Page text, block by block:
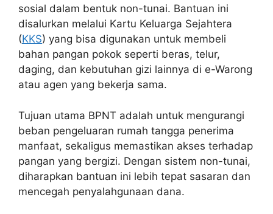
sosial dalam bentuk non-tunai. Bantuan ini
disalurkan melalui Kartu Keluarga Sejahtera
(KKS) yang bisa digunakan untuk membeli
bahan pangan pokok seperti beras, telur,
daging, dan kebutuhan gizi lainnya di e-Warong
atau agen yang bekerja sama.
Tujuan utama BPNT adalah untuk mengurangi
beban pengeluaran rumah tangga penerima
manfaat, sekaligus memastikan akses terhadap
pangan yang bergizi. Dengan sistem non-tunai,
diharapkan bantuan ini lebih tepat sasaran dan
mencegah penyalahgunaan dana.